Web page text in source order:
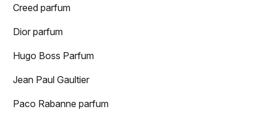
Creed parfum
Dior parfum
Hugo Boss Parfum
Jean Paul Gaultier
Paco Rabanne parfum